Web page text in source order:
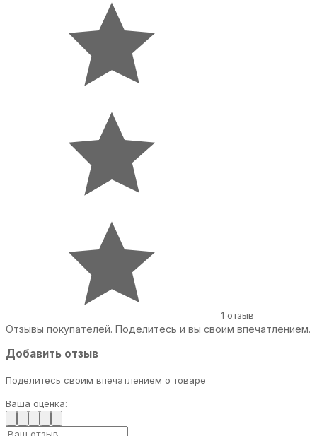
1 отзыв
Отзывы покупателей. Поделитесь и вы своим впечатлением.
Добавить отзыв
Поделитесь своим впечатлением о товаре
Ваша оценка: